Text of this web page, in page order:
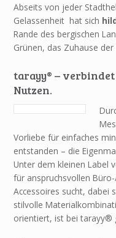
Abseits von jeder
Gelassenheit hat sich
Rande des bergischen
Grünen, das Zuhause
tarayy® –
Nutzen.
Vorliebe für einfaches
entstanden – die
Unter dem kleinen Label
für anspruchsvollen
Accessoires sucht, dabei
stilvolle
orientiert, ist bei tarayy®